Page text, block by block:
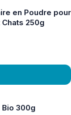
en Poudre pour
250g
300g